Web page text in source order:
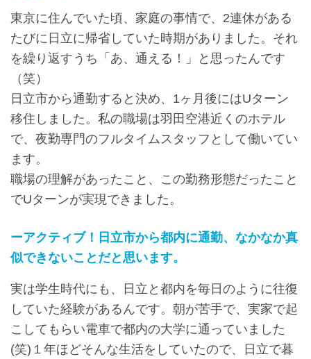
東京に住んでいた頃、家庭の事情で、2連休がある
たびに日立に帰省していた時期がありました。それ
を繰り返すうち「あ、通える！」と思ったんです
（笑）
日立市から通勤すると決め、1ヶ月後にはUターン
移住しました。私の職場は羽田空港近くのホテル
で、夜勤専門のフルタイムスタッフとして働いてい
ます。
職場の理解があったこと、この勤務形態だったこと
でUターンが実現できました。
ーアクティブ！日立市から都内に通勤、なかなか真
似できないことだと思います。
実は学生時代にも、日立と都内を毎日のように往復
していた経験があるんです。朝が苦手で、実家で起
こしてもらい電車で都内の大学に通っていました
(笑)１年ほどそんな生活をしていたので、日立で暮